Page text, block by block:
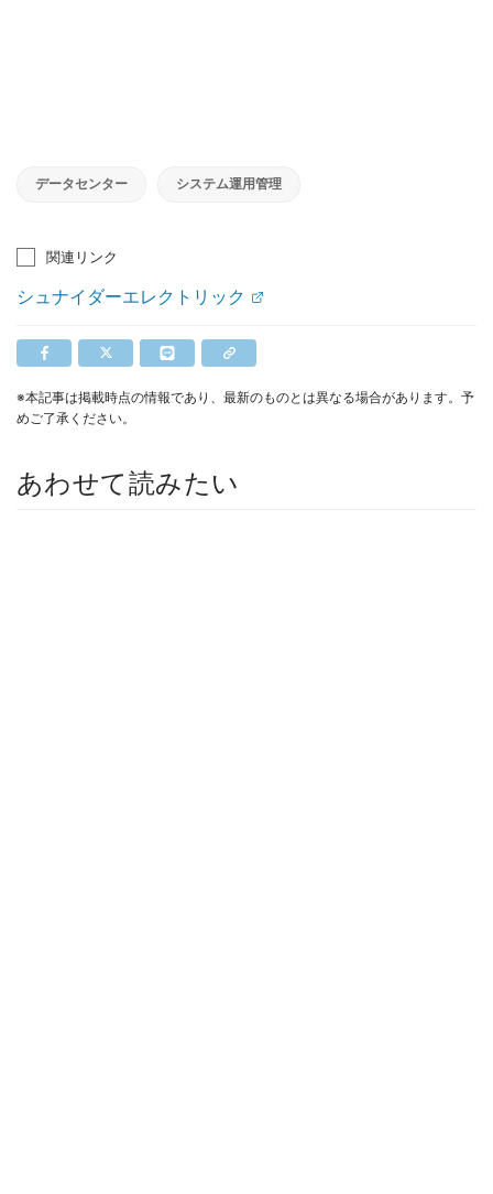
データセンター システム運用管理
関連リンク
シュナイダーエレクトリック
※本記事は掲載時点の情報であり、最新のものとは異なる場合があります。予
めご了承ください。
あわせて読みたい